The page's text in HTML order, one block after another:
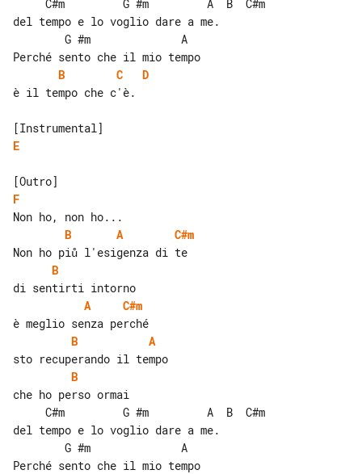
del tempo e lo voglio dare a me.
B
C
D
è il tempo che c'è.
E
F
B
A
C#m
B
A
C#m
B
A
B
che ho perso ormai
del tempo e lo voglio dare a me.